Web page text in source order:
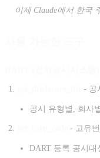
이제 Claude에서 한국
- 공
공시 유형별, 회사
- 고유
DART 등록 공시